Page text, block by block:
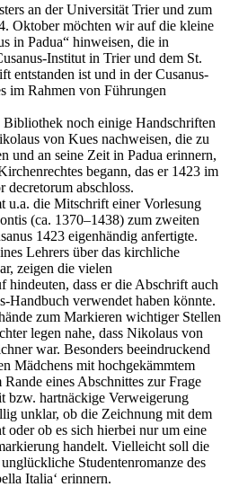
an der Universität Trier und zum
Oktober möchten wir auf die kleine
in Padua“ hinweisen, die in
Institut in Trier und dem St.
entstanden ist und in der Cusanus-
im Rahmen von Führungen
Bibliothek noch einige Handschriften
von Kues nachweisen, die zu
und an seine Zeit in Padua erinnern,
begann, das er 1423 im
decretorum abschloss.
u.a. die Mitschrift einer Vorlesung
(ca. 1370–1438) zum zweiten
1423 eigenhändig anfertigte.
Lehrers über das kirchliche
zeigen die vielen
hindeuten, dass er die Abschrift auch
Handbuch verwendet haben könnte.
zum Markieren wichtiger Stellen
legen nahe, dass Nikolaus von
war. Besonders beeindruckend
Mädchens mit hochgekämmtem
eines Abschnittes zur Frage
bzw. hartnäckige Verweigerung
unklar, ob die Zeichnung mit dem
oder ob es sich hierbei nur um eine
handelt. Vielleicht soll die
Studentenromanze des
Italia‘ erinnern.